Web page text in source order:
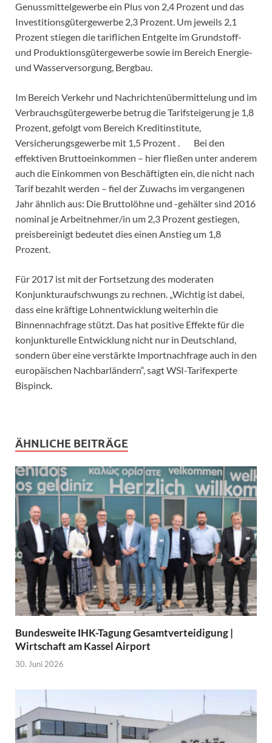
Genussmittelgewerbe ein Plus von 2,4 Prozent und das
Investitionsgütergewerbe 2,3 Prozent. Um jeweils 2,1
Prozent stiegen die tariflichen Entgelte im Grundstoff-
und Produktionsgütergewerbe sowie im Bereich Energie-
und Wasserversorgung, Bergbau.
Im Bereich Verkehr und Nachrichtenübermittelung und im
Verbrauchsgütergewerbe betrug die Tarifsteigerung je 1,8
Prozent, gefolgt vom Bereich Kreditinstitute,
Versicherungsgewerbe mit 1,5 Prozent . Bei den
effektiven Bruttoeinkommen – hier fließen unter anderem
auch die Einkommen von Beschäftigten ein, die nicht nach
Tarif bezahlt werden – fiel der Zuwachs im vergangenen
Jahr ähnlich aus: Die Bruttolöhne und -gehälter sind 2016
nominal je Arbeitnehmer/in um 2,3 Prozent gestiegen,
preisbereinigt bedeutet dies einen Anstieg um 1,8
Prozent.
Für 2017 ist mit der Fortsetzung des moderaten
Konjunkturaufschwungs zu rechnen. „Wichtig ist dabei,
dass eine kräftige Lohnentwicklung weiterhin die
Binnennachfrage stützt. Das hat positive Effekte für die
konjunkturelle Entwicklung nicht nur in Deutschland,
sondern über eine verstärkte Importnachfrage auch in den
europäischen Nachbarländern“, sagt WSI-Tarifexperte
Bispinck.
ÄHNLICHE BEITRÄGE
Bundesweite IHK-Tagung Gesamtverteidigung |
Wirtschaft am Kassel Airport
30. Juni 2026